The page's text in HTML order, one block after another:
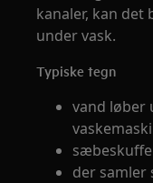
kanaler, kan det
under vask.
Typiske tegn
vand løber
der samler